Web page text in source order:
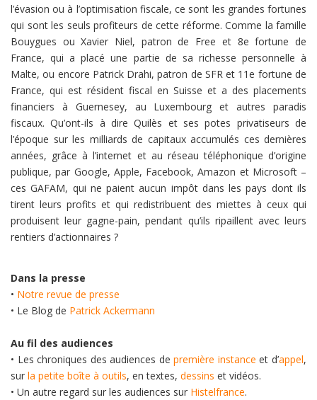
l’évasion ou à l’optimisation fiscale, ce sont les grandes fortunes
qui sont les seuls profiteurs de cette réforme. Comme la famille
Bouygues ou Xavier Niel, patron de Free et 8e fortune de
France, qui a placé une partie de sa richesse personnelle à
Malte, ou encore Patrick Drahi, patron de SFR et 11e fortune de
France, qui est résident fiscal en Suisse et a des placements
financiers à Guernesey, au Luxembourg et autres paradis
fiscaux. Qu’ont-ils à dire Quilès et ses potes privatiseurs de
l’époque sur les milliards de capitaux accumulés ces dernières
années, grâce à l’internet et au réseau téléphonique d’origine
publique, par Google, Apple, Facebook, Amazon et Microsoft –
ces GAFAM, qui ne paient aucun impôt dans les pays dont ils
tirent leurs profits et qui redistribuent des miettes à ceux qui
produisent leur gagne-pain, pendant qu’ils ripaillent avec leurs
rentiers d’actionnaires ?
Dans la presse
• Notre revue de presse
• Le Blog de Patrick Ackermann
Au fil des audiences
• Les chroniques des audiences depremière instance et d’appel,
sur la petite boîte à outils, en textes, dessins et vidéos.
• Un autre regard sur les audiences sur Histelfrance.